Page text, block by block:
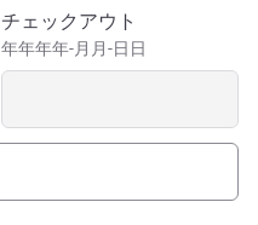
チェックアウト
年年年年-月月-日日